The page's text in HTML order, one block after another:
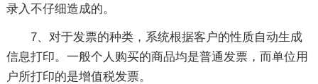
录入不仔细造成的。
7、对于发票的种类，系统根据客户的性质自动生成
信息打印。一般个人购买的商品均是普通发票，而单位用
户所打印的是增值税发票。